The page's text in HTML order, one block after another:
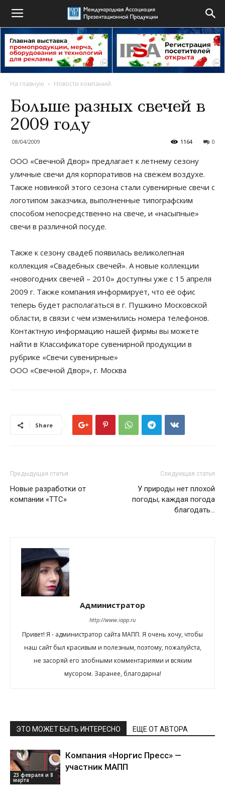
На главную Новости компаний
Больше разных свечей в
2009 году
08/04/2009 0
1164
ООО «Свечной Двор» предлагает к летнему сезону
уличные свечи для корпоративов на свежем воздухе.
Также новинкой этого сезона стали сувенирные свечи с
логотипом заказчика, выполненные типографским
способом непосредственно на свече, и «насыпные»
свечи в различной посуде.
Также к сезону свадеб появилась великолепная
коллекция «Свадебных свечей». А новые коллекции
«новогодних свечей – 2010» доступны уже с 15 апреля
2009 г. Также компания информирует, что её офис
теперь будет располагаться в г. Пушкино Московской
области, в связи с чем изменились номера телефонов.
Контактную информацию нашей фирмы вы можете
найти в Классификаторе сувенирной продукции в
рубрике «Свечи сувенирные»
ООО «Свечной Двор», г. Москва
Share
Предыдущая статья
Новые разработки от
компании «ТТС»
Следующая статья
У природы нет плохой
погоды, каждая погода
благодать…
Администратор
http://www.iapp.ru
Привет! Я - администратор сайта МАПП. Я очень хочу, чтобы
наш сайт был красивым и полезным, поэтому, пожалуйста,
не засоряй его злобными комментариями и всяким
мусором. Заранее, благодарна!
ЭТО МОЖЕТ БЫТЬ ИНТЕРЕСНО ЕЩЕ ОТ АВТОРА
23 февраля и 8
марта
Компания «Норгис Пресс» —
участник МАПП